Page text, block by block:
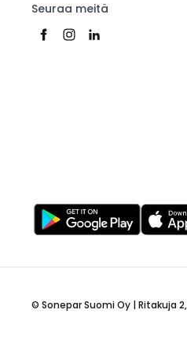
Seuraa meitä
© Sonepar Suomi Oy | Ritakuja 2,